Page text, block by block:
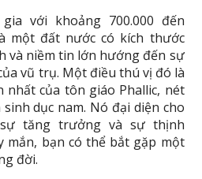
với khoảng 700.000 đến
một đất nước có kích thước
và niềm tin lớn hướng đến sự
vũ trụ. Một điều thú vị đó là
của tôn giáo Phallic, nét
dục nam. Nó đại diện cho
tăng trưởng và sự thịnh
mắn, bạn có thể bắt gặp một
đời.